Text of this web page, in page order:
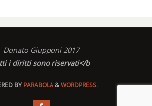
Donato Giupponi 2017
i diritti sono riservati</b
BY PARABOLA&WORDPRESS.